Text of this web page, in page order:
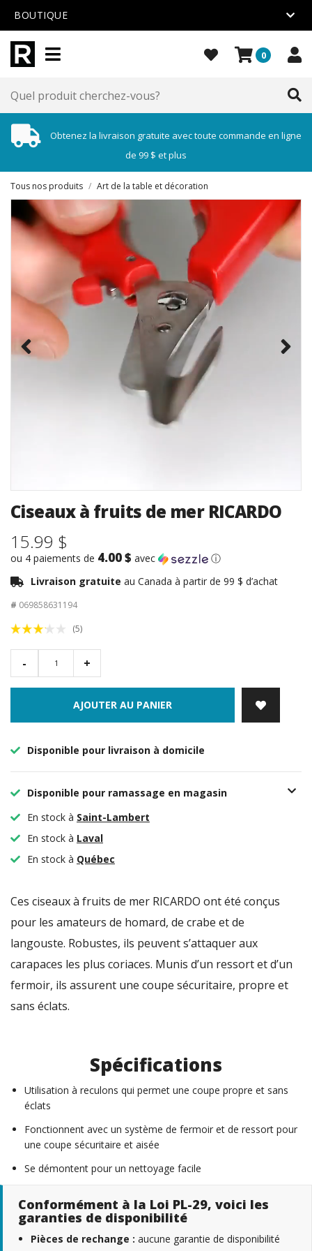
BOUTIQUE
0
Obtenez la livraison gratuite avec toute commande en ligne
de 99 $ et plus
Tous nos produits / Art de la table et décoration
Ciseaux à fruits de mer RICARDO
15.99 $
ou 4 paiements de 4.00 $ avec
ⓘ
Livraison gratuite au Canada à partir de 99 $ d’achat
# 069858631194
(5)
- +
AJOUTER AU PANIER
Disponible pour livraison à domicile
Disponible pour ramassage en magasin
En stock à Saint-Lambert
En stock à Laval
En stock à Québec
Ces ciseaux à fruits de mer RICARDO ont été conçus
pour les amateurs de homard, de crabe et de
langouste. Robustes, ils peuvent s’attaquer aux
carapaces les plus coriaces. Munis d’un ressort et d’un
fermoir, ils assurent une coupe sécuritaire, propre et
sans éclats.
Spécifications
Utilisation à reculons qui permet une coupe propre et sans
éclats
Fonctionnent avec un système de fermoir et de ressort pour
une coupe sécuritaire et aisée
Se démontent pour un nettoyage facile
Conformément à la Loi PL-29, voici les
garanties de disponibilité
Pièces de rechange : aucune garantie de disponibilité